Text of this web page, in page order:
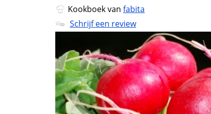
Kookboek van fabita
Schrijf een review